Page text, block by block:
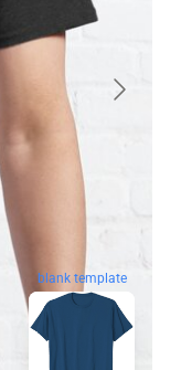
blank template